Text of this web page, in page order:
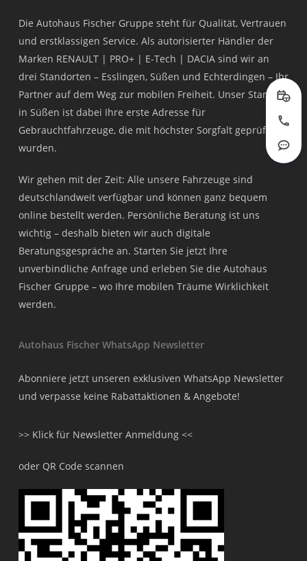
Die Autohaus Fischer Gruppe steht für Qualität, Vertrauen
und erstklassigen Service. Als autorisierter Händler der
Marken RENAULT | PRO+ | E-Tech | DACIA sind wir an
drei Standorten – Esslingen, Süßen und Echterdingen – Ihr
Partner auf dem Weg zur mobilen Freiheit. Unser Standort
in Süßen ist dabei Ihre erste Adresse für
Gebrauchtfahrzeuge, die mit höchster Sorgfalt geprüft
wurden.
Wir gehen mit der Zeit: Alle unsere Fahrzeuge sind
deutschlandweit verfügbar und können ganz bequem
online bestellt werden. Persönliche Beratung ist uns
wichtig – deshalb bieten wir auch digitale
Beratungsgespräche an. Starten Sie jetzt Ihre
unverbindliche Anfrage und erleben Sie die Autohaus
Fischer Gruppe – wo Ihre mobilen Träume Wirklichkeit
werden.
Autohaus Fischer WhatsApp Newsletter
Abonniere jetzt unseren exklusiven WhatsApp Newsletter
und verpasse keine Rabattaktionen & Angebote!
>> Klick für Newsletter Anmeldung <<
oder QR Code scannen
Jetzt